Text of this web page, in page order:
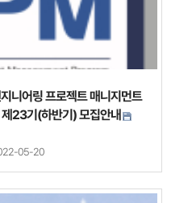
니어링 프로젝트 매니지먼트
23기(하반기) 모집안내
05-20